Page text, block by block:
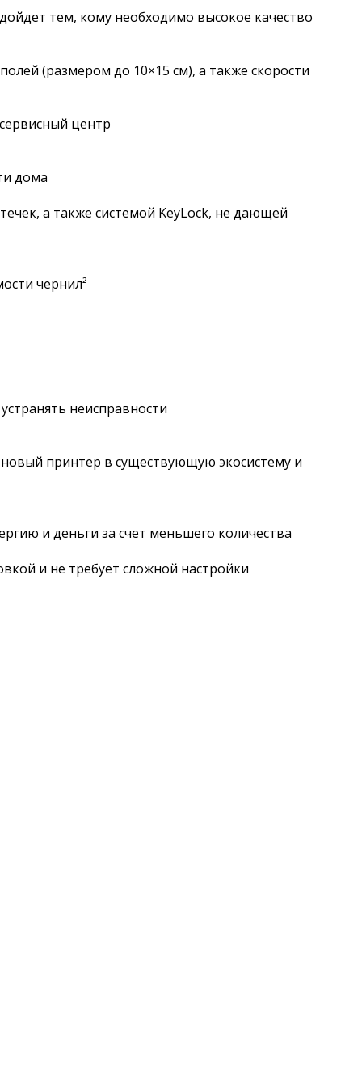
тем, кому необходимо высокое качество
(размером до 10×15 см), а также скорости
центр
дома
а также системой KeyLock, не дающей
чернил²
неисправности
принтер в существующую экосистему и
и деньги за счет меньшего количества
и не требует сложной настройки